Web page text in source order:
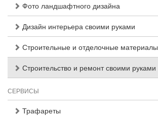
Фото ландшафтного дизайна
Дизайн интерьера своими руками
Строительные и отделочные материалы
Строительство и ремонт своими руками
СЕРВИСЫ
Трафареты